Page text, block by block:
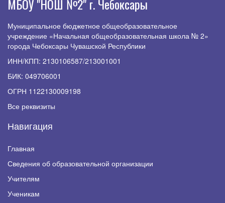
МБОУ "НОШ №2" г. Чебоксары
Муниципальное бюджетное общеобразовательное
учреждение «Начальная общеобразовательная школа № 2»
города Чебоксары Чувашской Республики
ИНН/КПП: 2130106587/213001001
БИК: 049706001
ОГРН 1122130009198
Все реквизиты
Навигация
Главная
Сведения об образовательной организации
Учителям
Ученикам